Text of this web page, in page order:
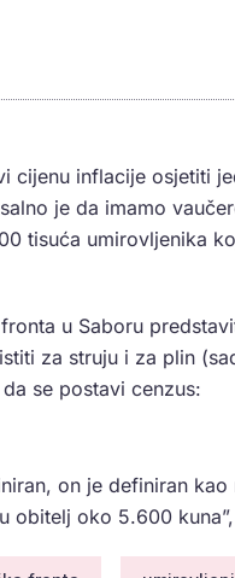
cijenu inflacije osjetiti
je da imamo
tisuća umirovljenika
u Saboru
za struju i za plin
se postavi cenzus:
on je definiran
obitelj oko 5.600